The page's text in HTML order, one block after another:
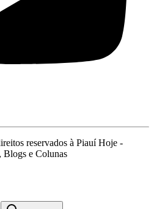
reservados à Piauí Hoje -
e Colunas